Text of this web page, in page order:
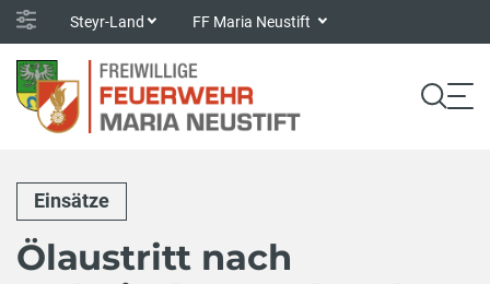
Steyr-Land FF Maria Neustift
Einsätze
Ölaustritt nach